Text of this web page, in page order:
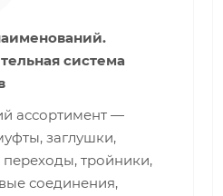
система
ассортимент —
заглушки,
тройники,
соединения,